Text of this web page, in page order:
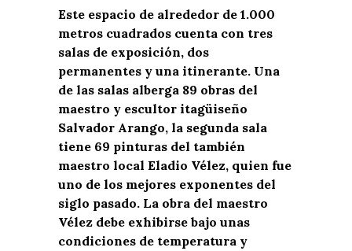
Este espacio de alrededor de 1.000
metros cuadrados cuenta con tres
salas de exposición, dos
permanentes y una itinerante. Una
de las salas alberga 89 obras del
maestro y escultor itagüiseño
Salvador Arango, la segunda sala
tiene 69 pinturas del también
maestro local Eladio Vélez, quien fue
uno de los mejores exponentes del
siglo pasado. La obra del maestro
Vélez debe exhibirse bajo unas
condiciones de temperatura y